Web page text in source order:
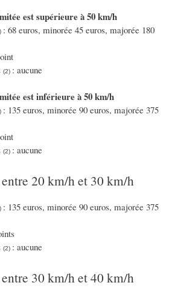
est supérieure à 50 km/h
: 68 euros, minorée 45 euros, majorée 180
(2) : aucune
est inférieure à 50 km/h
: 135 euros, minorée 90 euros, majorée 375
(2) : aucune
20 km/h et 30 km/h
: 135 euros, minorée 90 euros, majorée 375
(2) : aucune
30 km/h et 40 km/h